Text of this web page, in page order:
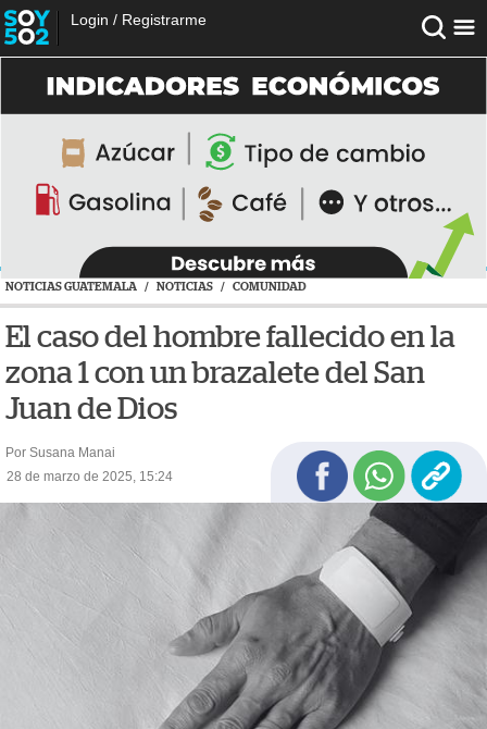
Login / Registrarme
NOTICIAS GUATEMALA / NOTICIAS / COMUNIDAD
El caso del hombre fallecido en la
zona 1 con un brazalete del San
Juan de Dios
Por Susana Manai
28 de marzo de 2025, 15:24